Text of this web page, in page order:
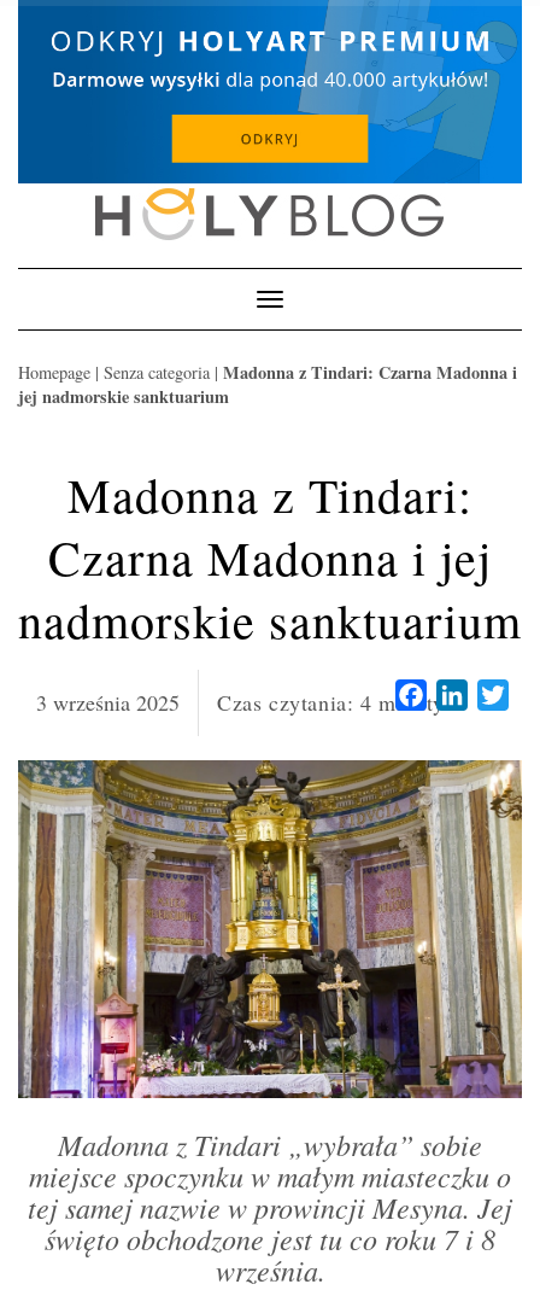
Toggle
Navigation
Homepage | Senza categoria | Madonna z Tindari: Czarna Madonna i
jej nadmorskie sanktuarium
Madonna z Tindari:
Czarna Madonna i jej
nadmorskie sanktuarium
3 września 2025 Czas czytania: 4 minutyFacebook
Madonna z Tindari „wybrała” sobie
miejsce spoczynku w małym miasteczku o
tej samej nazwie w prowincji Mesyna. Jej
święto obchodzone jest tu co roku 7 i 8
września.